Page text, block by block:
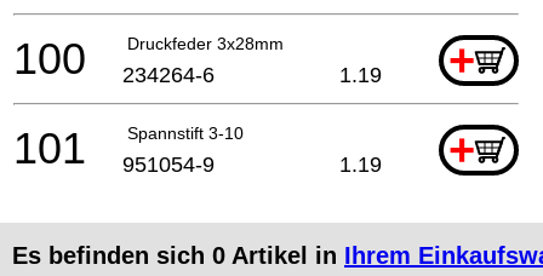
Druckfeder 3x28mm +
100 234264-6 1.19
Spannstift 3-10 +
101 951054-9 1.19
Es befinden sich 0 Artikel in Ihrem